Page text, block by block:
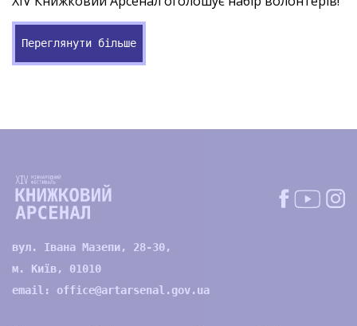
Переглянути більше
вул. Івана Мазепи, 28-30,
м. Київ, 01010
email: office@artarsenal.gov.ua